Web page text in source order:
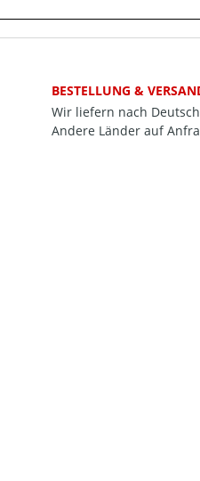
BESTELLUNG &
Wir liefern nach
Andere Länder auf